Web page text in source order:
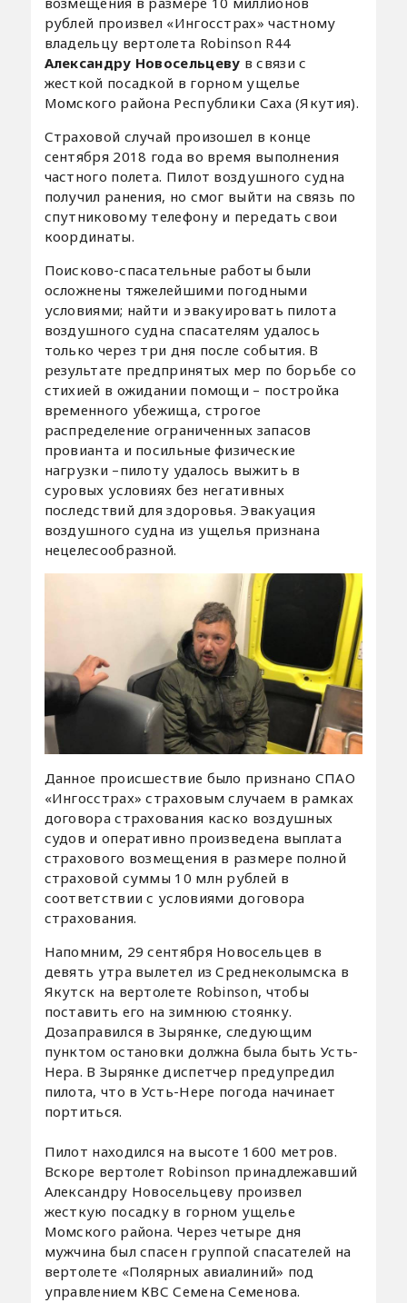
рублей произвел «Ингосстрах» частному
владельцу вертолета Robinson R44
Александру Новосельцеву в связи с
жесткой посадкой в горном ущелье
Момского района Республики Саха (Якутия).
Страховой случай произошел в конце
сентября 2018 года во время выполнения
частного полета. Пилот воздушного судна
получил ранения, но смог выйти на связь по
спутниковому телефону и передать свои
координаты.
Поисково-спасательные работы были
осложнены тяжелейшими погодными
условиями; найти и эвакуировать пилота
воздушного судна спасателям удалось
только через три дня после события. В
результате предпринятых мер по борьбе со
стихией в ожидании помощи – постройка
временного убежища, строгое
распределение ограниченных запасов
провианта и посильные физические
нагрузки –пилоту удалось выжить в
суровых условиях без негативных
последствий для здоровья. Эвакуация
воздушного судна из ущелья признана
нецелесообразной.
Данное происшествие было признано СПАО
«Ингосстрах» страховым случаем в рамках
договора страхования каско воздушных
судов и оперативно произведена выплата
страхового возмещения в размере полной
страховой суммы 10 млн рублей в
соответствии с условиями договора
страхования.
Напомним, 29 сентября Новосельцев в
девять утра вылетел из Среднеколымска в
Якутск на вертолете Robinson, чтобы
поставить его на зимнюю стоянку.
Дозаправился в Зырянке, следующим
пунктом остановки должна была быть Усть-
Нера. В Зырянке диспетчер предупредил
пилота, что в Усть-Нере погода начинает
портиться.
Пилот находился на высоте 1600 метров.
Вскоре вертолет Robinson принадлежавший
Александру Новосельцеву произвел
жесткую посадку в горном ущелье
Момского района. Через четыре дня
мужчина был спасен группой спасателей на
вертолете «Полярных авиалиний» под
управлением КВС Семена Семенова.